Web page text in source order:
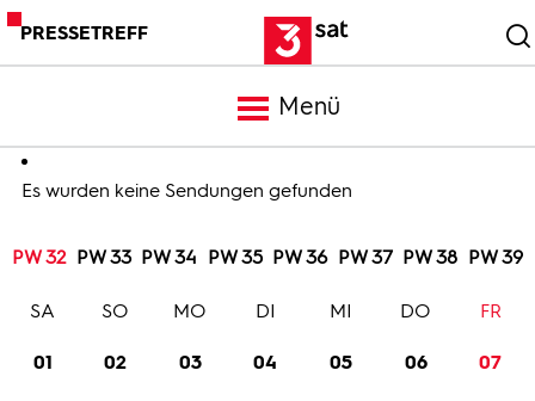
PRESSETREFF
Menü
Meldungen
Programm
Es wurden keine Sendungen gefunden
PW 32 PW 33 PW 34 PW 35 PW 36 PW 37 PW 38 PW 39
01
SA
02
SO
03
MO
04
DI
05
MI
06
DO
07
FR